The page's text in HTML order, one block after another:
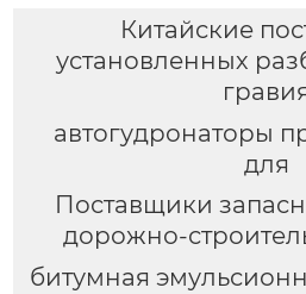
Китайские
установленных
автогудронаторы
для
Поставщики
дорожно-
битумная